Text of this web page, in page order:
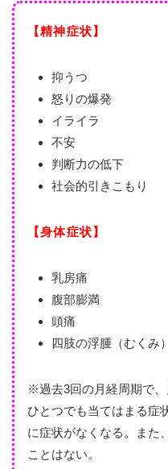
【精神症状】
抑うつ
怒りの爆発
イライラ
不安
判断力の低下
社会的引きこもり
【身体症状】
乳房痛
腹部膨満
頭痛
四肢の浮腫（むくみ）
※過去3回の月経周期で
ひとつでも当てはまる症
に症状がなくなる。また
ことはない。